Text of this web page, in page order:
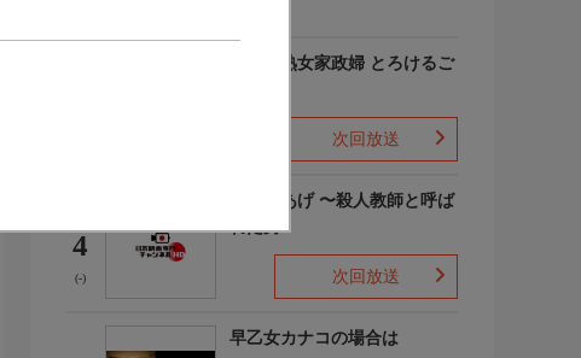
愛しの熟女家政婦 とろけるご
次回放送
4
(-)
でっちあげ 〜殺人教師と呼ば
れた男
次回放送
早乙女カナコの場合は